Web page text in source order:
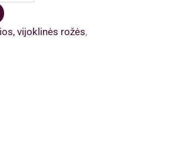
vijoklinės rožės,